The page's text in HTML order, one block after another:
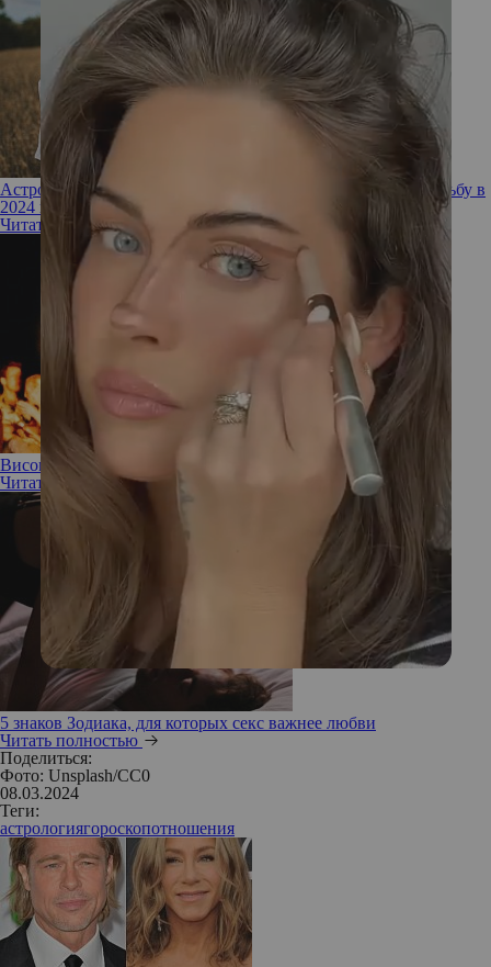
Астролог назвал даты, на которые нужно планировать свадьбу в
2024 году для счастливой семейной жизни
Читать полностью
Високосный год 2024 — насколько это опасно?
Читать полностью
5 знаков Зодиака, для которых секс важнее любви
Читать полностью
Поделиться:
Фото: Unsplash/CC0
08.03.2024
Теги:
астрологиягороскопотношения